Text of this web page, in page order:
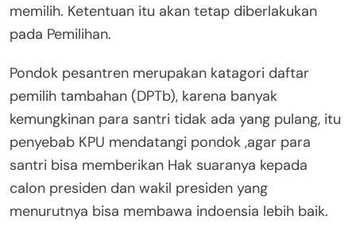
memilih. Ketentuan itu akan tetap diberlakukan
pada Pemilihan.
Pondok pesantren merupakan katagori daftar
pemilih tambahan (DPTb), karena banyak
kemungkinan para santri tidak ada yang pulang, itu
penyebab KPU mendatangi pondok ,agar para
santri bisa memberikan Hak suaranya kepada
calon presiden dan wakil presiden yang
menurutnya bisa membawa indoensia lebih baik.